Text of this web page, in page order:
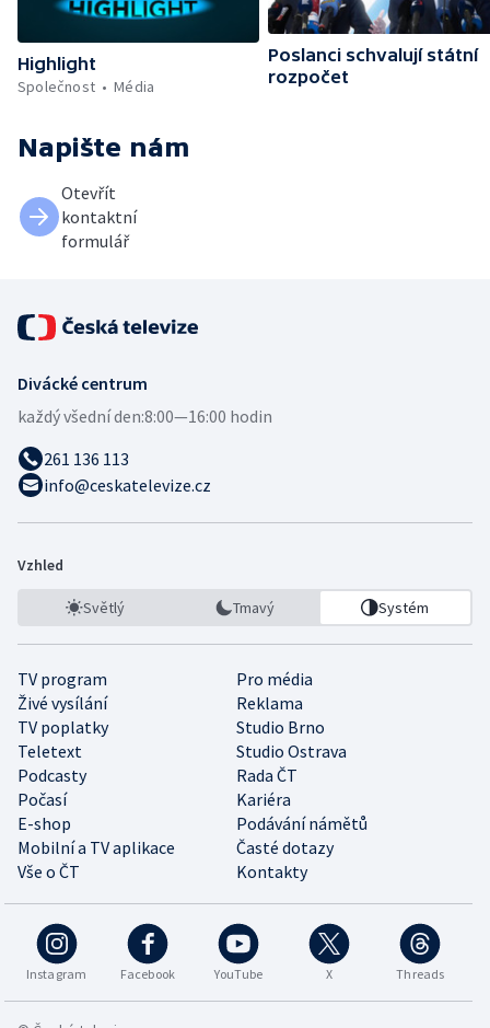
Highlight
Společnost
Média
Poslanci schvalují státní
rozpočet
Napište nám
Otevřít
kontaktní
formulář
Divácké centrum
každý všední den:8:00—16:00 hodin
261 136 113
info@ceskatelevize.cz
Vzhled
Světlý Tmavý Systém
TV program
Pro média
Živé vysílání
Reklama
TV poplatky
Studio Brno
Teletext
Studio Ostrava
Podcasty
Rada ČT
Počasí
Kariéra
E-shop
Podávání námětů
Mobilní a TV aplikace
Časté dotazy
Vše o ČT
Kontakty
Instagram Facebook YouTube X Threads